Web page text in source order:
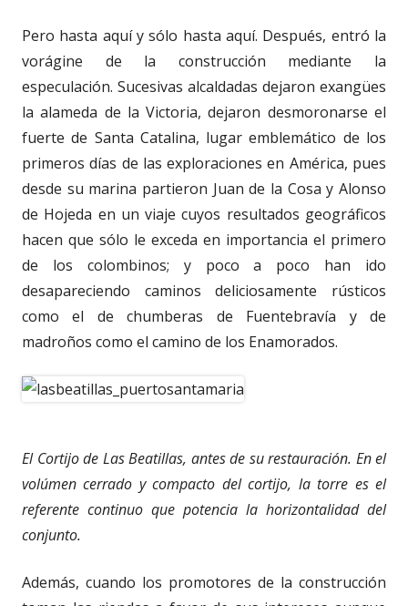
Pero hasta aquí y sólo hasta aquí. Después, entró la
vorágine de la construcción mediante la
especulación. Sucesivas alcaldadas dejaron exangües
la alameda de la Victoria, dejaron desmoronarse el
fuerte de Santa Catalina, lugar emblemático de los
primeros días de las exploraciones en América, pues
desde su marina partieron Juan de la Cosa y Alonso
de Hojeda en un viaje cuyos resultados geográficos
hacen que sólo le exceda en importancia el primero
de los colombinos; y poco a poco han ido
desapareciendo caminos deliciosamente rústicos
como el de chumberas de Fuentebravía y de
madroños como el camino de los Enamorados.
El Cortijo de Las Beatillas, antes de su restauración. En el
volúmen cerrado y compacto del cortijo, la torre es el
referente continuo que potencia la horizontalidad del
conjunto.
Además, cuando los promotores de la construcción